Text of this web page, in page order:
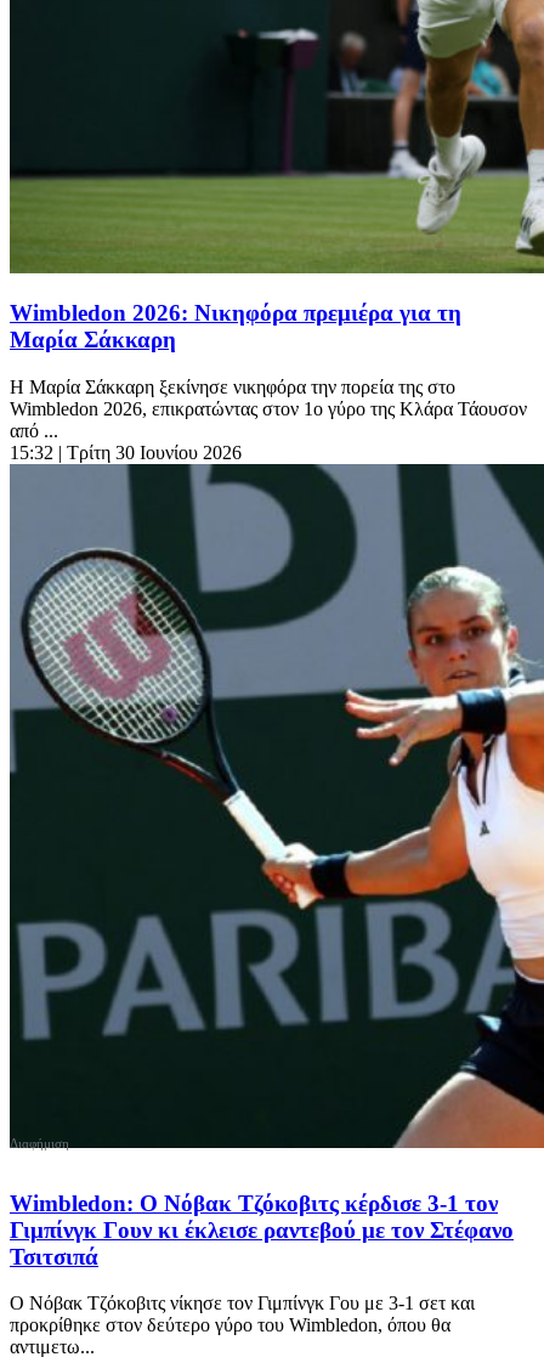
Wimbledon 2026: Νικηφόρα πρεμιέρα για τη
Μαρία Σάκκαρη
Η Μαρία Σάκκαρη ξεκίνησε νικηφόρα την πορεία της στο
Wimbledon 2026, επικρατώντας στον 1ο γύρο της Κλάρα Τάουσον
από ...
15:32 | Τρίτη 30 Ιουνίου 2026
Wimbledon: Ο Νόβακ Τζόκοβιτς κέρδισε 3-1 τον
Γιμπίνγκ Γουν κι έκλεισε ραντεβού με τον Στέφανο
Τσιτσιπά
Ο Νόβακ Τζόκοβιτς νίκησε τον Γιμπίνγκ Γου με 3-1 σετ και
προκρίθηκε στον δεύτερο γύρο του Wimbledon, όπου θα
αντιμετω...